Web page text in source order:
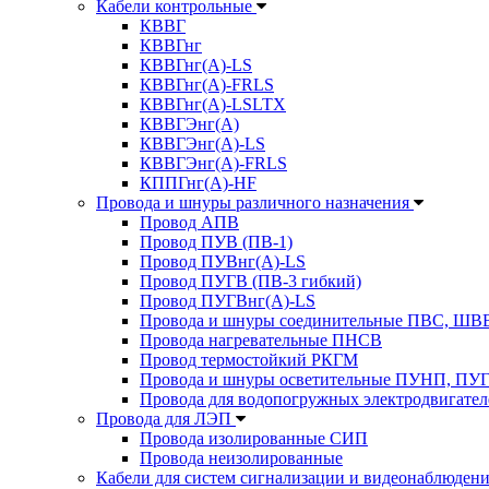
Кабели контрольные
КВВГ
КВВГнг
КВВГнг(А)-LS
КВВГнг(А)-FRLS
КВВГнг(А)-LSLTX
КВВГЭнг(А)
КВВГЭнг(А)-LS
КВВГЭнг(А)-FRLS
КППГнг(А)-HF
Провода и шнуры различного назначения
Провод АПВ
Провод ПУВ (ПВ-1)
Провод ПУВнг(А)-LS
Провод ПУГВ (ПВ-3 гибкий)
Провод ПУГВнг(А)-LS
Провода и шнуры соединительные ПВС,
Провода нагревательные ПНСВ
Провод термостойкий РКГМ
Провода и шнуры осветительные ПУНП,
Провода для водопогружных
Провода для ЛЭП
Провода изолированные СИП
Провода неизолированные
Кабели для систем сигнализации и